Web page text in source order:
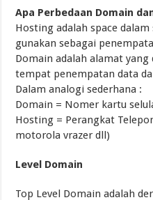
Apa Perbedaan Domain
Hosting adalah space
gunakan sebagai
Domain adalah alamat
tempat penempatan data
Dalam analogi sederhana :
Domain = Nomer kartu
Hosting = Perangkat
motorola vrazer dll)
Level Domain
Top Level Domain adalah